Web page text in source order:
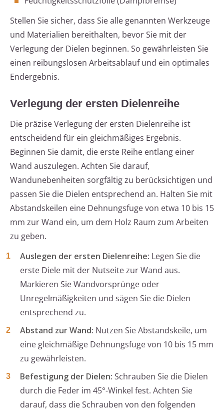
Stellen Sie sicher, dass Sie alle genannten Werkzeuge
und Materialien bereithalten, bevor Sie mit der
Verlegung der Dielen beginnen. So gewährleisten Sie
einen reibungslosen Arbeitsablauf und ein optimales
Endergebnis.
Verlegung der ersten Dielenreihe
Die präzise Verlegung der ersten Dielenreihe ist
entscheidend für ein gleichmäßiges Ergebnis.
Beginnen Sie damit, die erste Reihe entlang einer
Wand auszulegen. Achten Sie darauf,
Wandunebenheiten sorgfältig zu berücksichtigen und
passen Sie die Dielen entsprechend an. Halten Sie mit
Abstandskeilen eine Dehnungsfuge von etwa 10 bis 15
mm zur Wand ein, um dem Holz Raum zum Arbeiten
zu geben.
Auslegen der ersten Dielenreihe: Legen Sie die
erste Diele mit der Nutseite zur Wand aus.
Markieren Sie Wandvorsprünge oder
Unregelmäßigkeiten und sägen Sie die Dielen
entsprechend zu.
Abstand zur Wand: Nutzen Sie Abstandskeile, um
eine gleichmäßige Dehnungsfuge von 10 bis 15 mm
zu gewährleisten.
Befestigung der Dielen: Schrauben Sie die Dielen
durch die Feder im 45°-Winkel fest. Achten Sie
darauf, dass die Schrauben von den folgenden